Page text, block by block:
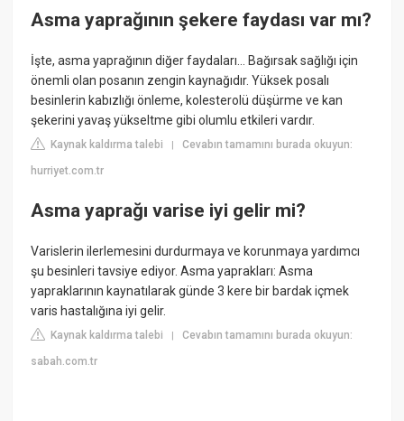
Asma yaprağının şekere faydası var mı?
İşte, asma yaprağının diğer faydaları... Bağırsak sağlığı için
önemli olan posanın zengin kaynağıdır. Yüksek posalı
besinlerin kabızlığı önleme, kolesterolü düşürme ve kan
şekerini yavaş yükseltme gibi olumlu etkileri vardır.
Kaynak kaldırma talebi |Cevabın tamamını burada okuyun:
hurriyet.com.tr
Asma yaprağı varise iyi gelir mi?
Varislerin ilerlemesini durdurmaya ve korunmaya yardımcı
şu besinleri tavsiye ediyor. Asma yaprakları: Asma
yapraklarının kaynatılarak günde 3 kere bir bardak içmek
varis hastalığına iyi gelir.
Kaynak kaldırma talebi |Cevabın tamamını burada okuyun:
sabah.com.tr